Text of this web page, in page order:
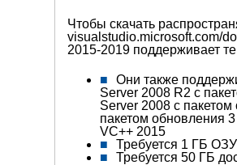
Чтобы скачать
visualstudio.microsoft.com/
2015-2019 поддерживает
Они также
Server 2008 R2 с
Server 2008 с
пакетом обновления
VC++ 2015
Требуется 1 ГБ
Требуется 50 ГБ